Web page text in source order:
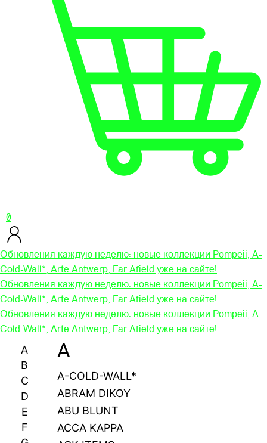
0
Обновления каждую неделю: новые коллекции Pompeii, A-
Cold-Wall*, Arte Antwerp, Far Afield уже на сайте!
Обновления каждую неделю: новые коллекции Pompeii, A-
Cold-Wall*, Arte Antwerp, Far Afield уже на сайте!
Обновления каждую неделю: новые коллекции Pompeii, A-
Cold-Wall*, Arte Antwerp, Far Afield уже на сайте!
A
B
C
D
E
F
A
A-COLD-WALL*
ABRAM DIKOY
ABU BLUNT
ACCA KAPPA